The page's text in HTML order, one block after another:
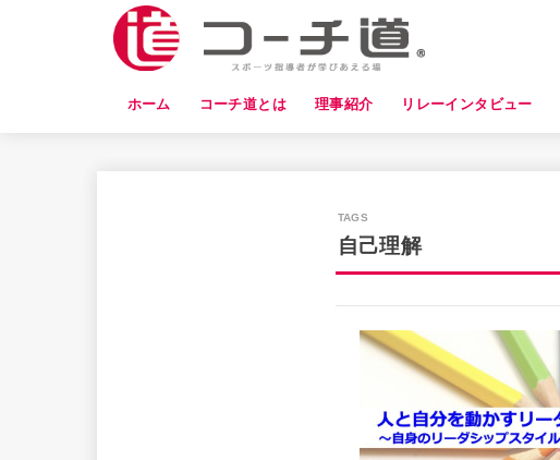
ホーム コーチ道とは 理事紹介 リレーインタビュー
自己理解